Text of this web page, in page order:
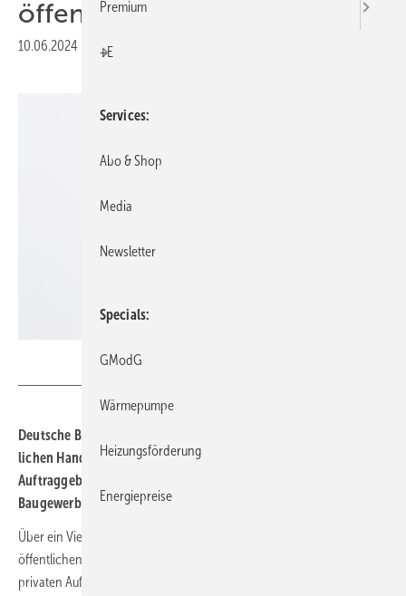
öffentlicher Hand
10.06.2024 Druckvorschau
Deutsche Bau­firmen bewerten das Zahlungs­verhalten der öffent­
lichen Hand schlechter als das gewerb­licher oder pri­va­ter
Auftrag­geber, zeigt eine Umfrage des Zentral­ver­bands Deutsches
Bau­gewerbe (ZDB).
Über ein Viertel der Betriebe schätzt das Zahlungsverhalten der
öffentlichen Hand als schlecht oder sogar sehr schlecht ein. Bei den
privaten Auftraggebern finden das nur rund 5 %. Die Hälfte aller
Premium
+E
Services
Abo & Shop
Media
Newsletter
Specials
GModG
Wärmepumpe
Heizungsförderung
Energiepreise